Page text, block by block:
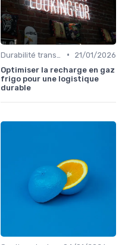
•
21/01/2026
Optimiser la recharge en gaz
frigo pour une logistique
durable